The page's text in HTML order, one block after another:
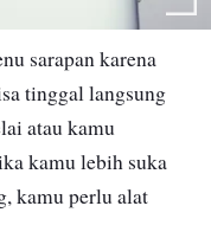
sarapan karena
tinggal langsung
atau kamu
kamu lebih suka
kamu perlu alat